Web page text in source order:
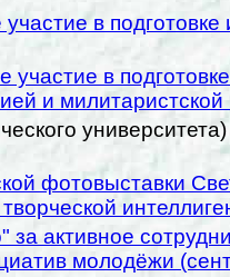
в подготовке
участие в
и
фотовыставки
активное
молодёжи